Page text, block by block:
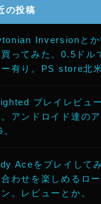
の投稿
Inversionとか
ってみた。0.5ドル
ー有り。PS store北
プレイレビュ
アンドロイド達の
Aceをプレイして
わせを楽しめるロ
。レビューとか。